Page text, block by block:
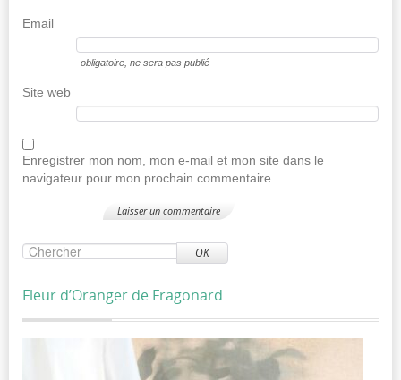
Email
obligatoire , ne sera pas publié
Site web
Enregistrer mon nom, mon e-mail et mon site dans le
navigateur pour mon prochain commentaire.
OK
Fleur d’Oranger de Fragonard